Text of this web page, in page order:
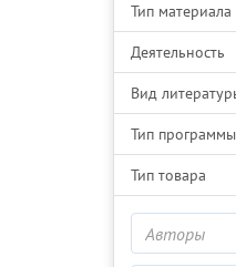
Тип материала
Деятельность
Вид
Тип программы
Тип товара